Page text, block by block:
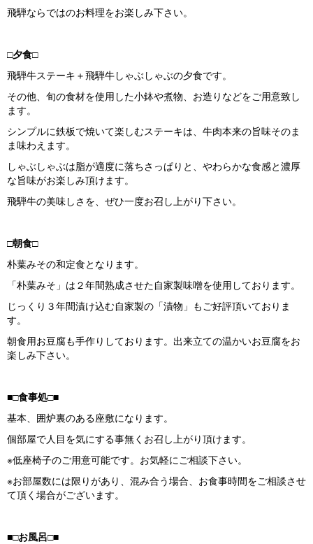
飛騨ならではのお料理をお楽しみ下さい。
□夕食□
飛騨牛ステーキ＋飛騨牛しゃぶしゃぶの夕食です。
その他、旬の食材を使用した小鉢や煮物、お造りなどをご用意致し
ます。
シンプルに鉄板で焼いて楽しむステーキは、牛肉本来の旨味そのま
ま味わえます。
しゃぶしゃぶは脂が適度に落ちさっぱりと、やわらかな食感と濃厚
な旨味がお楽しみ頂けます。
飛騨牛の美味しさを、ぜひ一度お召し上がり下さい。
□朝食□
朴葉みその和定食となります。
「朴葉みそ」は２年間熟成させた自家製味噌を使用しております。
じっくり３年間漬け込む自家製の「漬物」もご好評頂いておりま
す。
朝食用お豆腐も手作りしております。出来立ての温かいお豆腐をお
楽しみ下さい。
■□食事処□■
基本、囲炉裏のある座敷になります。
個部屋で人目を気にする事無くお召し上がり頂けます。
※低座椅子のご用意可能です。お気軽にご相談下さい。
※お部屋数には限りがあり、混み合う場合、お食事時間をご相談させ
て頂く場合がございます。
■□お風呂□■